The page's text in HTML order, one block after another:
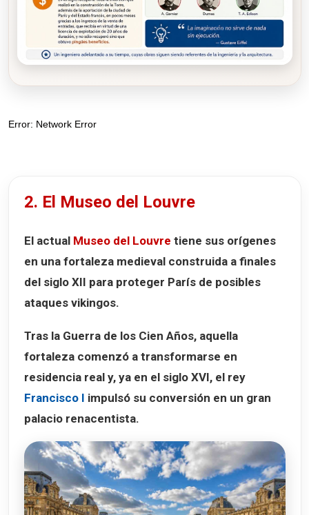
2. El Museo del Louvre
El actual Museo del Louvre tiene sus orígenes
en una fortaleza medieval construida a finales
del siglo XII para proteger París de posibles
ataques vikingos.
Tras la Guerra de los Cien Años, aquella
fortaleza comenzó a transformarse en
residencia real y, ya en el siglo XVI, el rey
Francisco I impulsó su conversión en un gran
palacio renacentista.